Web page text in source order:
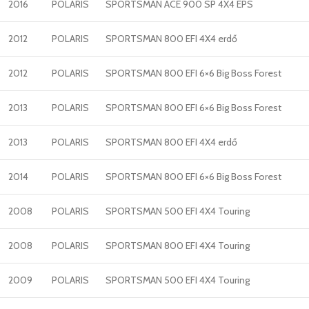
2016 POLARIS SPORTSMAN ACE 900 SP 4X4 EPS
2012 POLARIS SPORTSMAN 800 EFI 4X4 erdő
2012 POLARIS SPORTSMAN 800 EFI 6×6 Big Boss Forest
2013 POLARIS SPORTSMAN 800 EFI 6×6 Big Boss Forest
2013 POLARIS SPORTSMAN 800 EFI 4X4 erdő
2014 POLARIS SPORTSMAN 800 EFI 6×6 Big Boss Forest
2008 POLARIS SPORTSMAN 500 EFI 4X4 Touring
2008 POLARIS SPORTSMAN 800 EFI 4X4 Touring
2009 POLARIS SPORTSMAN 500 EFI 4X4 Touring